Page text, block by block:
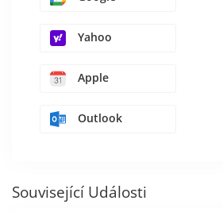
Yahoo
Apple
Outlook
Související Události